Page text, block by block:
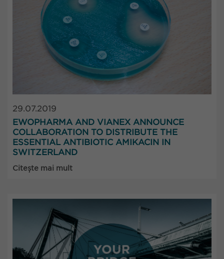
29.07.2019
EWOPHARMA AND VIANEX ANNOUNCE
COLLABORATION TO DISTRIBUTE THE
ESSENTIAL ANTIBIOTIC AMIKACIN IN
SWITZERLAND
Citește mai mult